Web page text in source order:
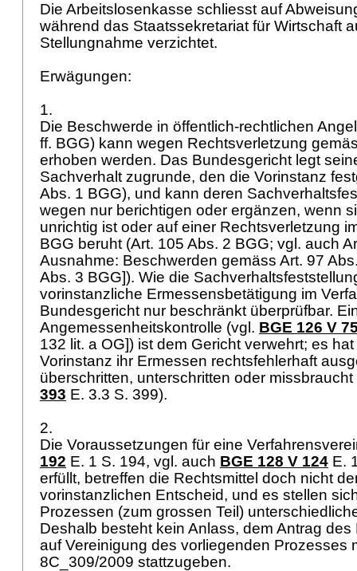
Die Arbeitslosenkasse schliesst auf
während das Staatssekretariat für Wirtschaft
Stellungnahme verzichtet.
Erwägungen:
1.
Die Beschwerde in öffentlich-rechtlichen
ff. BGG) kann wegen Rechtsverletzung
erhoben werden. Das Bundesgericht legt
Sachverhalt zugrunde, den die Vorinstanz
Abs. 1 BGG), und kann deren
wegen nur berichtigen oder ergänzen, wenn
unrichtig ist oder auf einer Rechtsverletzung
BGG beruht (Art. 105 Abs. 2 BGG; vgl. auch
Ausnahme: Beschwerden gemäss Art. 97
Abs. 3 BGG]). Wie die
vorinstanzliche Ermessensbetätigung im
Bundesgericht nur beschränkt überprüfbar.
Angemessenheitskontrolle (vgl. BGE 126 V
132 lit. a OG]) ist dem Gericht verwehrt; es
Vorinstanz ihr Ermessen rechtsfehlerhaft
überschritten, unterschritten oder
393 E. 3.3 S. 399).
2.
Die Voraussetzungen für eine
192 E. 1 S. 194, vgl. auch BGE 128 V 124 E.
erfüllt, betreffen die Rechtsmittel doch nicht
vorinstanzlichen Entscheid, und es stellen
Prozessen (zum grossen Teil)
Deshalb besteht kein Anlass, dem Antrag
auf Vereinigung des vorliegenden Prozesses
8C_309/2009 stattzugeben.